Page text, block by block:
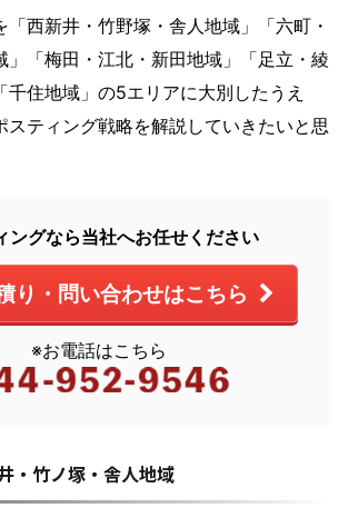
「西新井・竹野塚・舎人地域」「六町・
」「梅田・江北・新田地域」「足立・綾
千住地域」の5エリアに大別したうえ
スティング戦略を解説していきたいと思
ングなら当社へお任せください
り・問い合わせはこちら
※お電話はこちら
竹ノ塚・舎人地域